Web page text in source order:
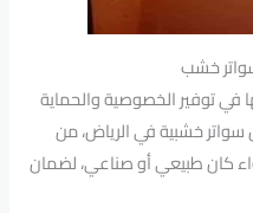
خشب
في توفير الخصوصية والحماية
سواتر خشبية في الرياض، من
كان طبيعي أو صناعي، لضمان